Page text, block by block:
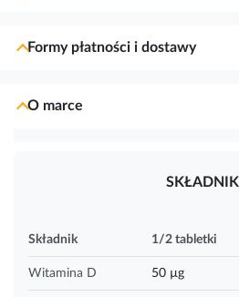
Formy płatności i dostawy
O marce
SKŁADNIKI
Składnik 1/2 tabletki
Witamina D 50 µg